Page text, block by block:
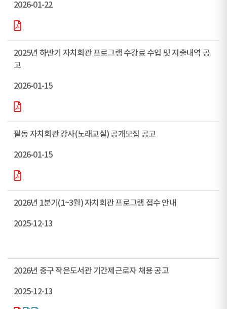
2026-01-22
2025년 하반기 자치회관 프로그램 수강료 수입 및 지출내역 공
고
2026-01-15
필동 자치회관 강사(노래교실) 공개모집 공고
2026-01-15
2026년 1분기(1~3월) 자치회관 프로그램 접수 안내
2025-12-13
2026년 중구 작은도서관 기간제근로자 채용 공고
2025-12-13